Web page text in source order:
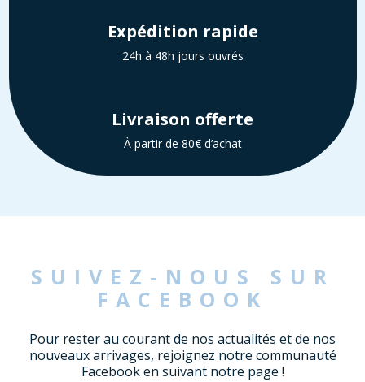
Expédition rapide
24h à 48h jours ouvrés
Livraison offerte
À partir de 80€ d’achat
SUIVEZ-NOUS SUR
FACEBOOK
Pour rester au courant de nos actualités et de nos
nouveaux arrivages, rejoignez notre communauté
Facebook en suivant notre page !